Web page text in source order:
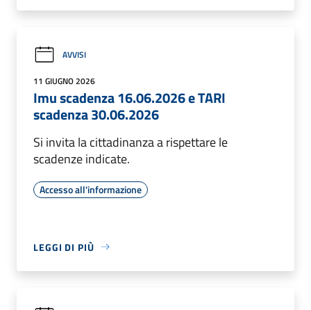
AVVISI
11 GIUGNO 2026
Imu scadenza 16.06.2026 e TARI
scadenza 30.06.2026
Si invita la cittadinanza a rispettare le
scadenze indicate.
Accesso all'informazione
LEGGI DI PIÙ